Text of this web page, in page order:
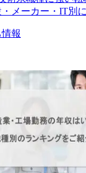
メーカー・IT別
報